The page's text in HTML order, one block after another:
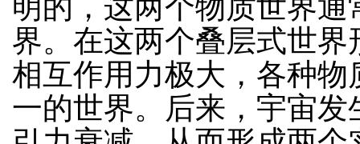
明的，这两个物质世界
界。在这两个叠层式世界
相互作用力极大，各种
一的世界。后来，宇宙